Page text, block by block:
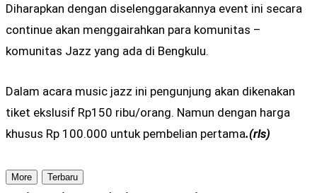
Diharapkan dengan diselenggarakannya event ini secara
continue akan menggairahkan para komunitas –
komunitas Jazz yang ada di Bengkulu.
Dalam acara music jazz ini pengunjung akan dikenakan
tiket ekslusif Rp150 ribu/orang. Namun dengan harga
khusus Rp 100.000 untuk pembelian pertama.(rls)
More Terbaru